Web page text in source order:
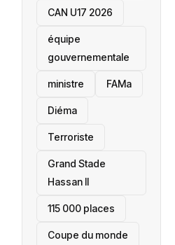
CAN U17 2026
équipe
gouvernementale
ministre FAMa
Diéma
Terroriste
Grand Stade
Hassan II
115 000 places
‎Coupe du monde